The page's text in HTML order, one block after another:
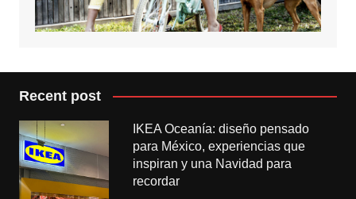
Recent post
IKEA Oceanía: diseño pensado
para México, experiencias que
inspiran y una Navidad para
recordar